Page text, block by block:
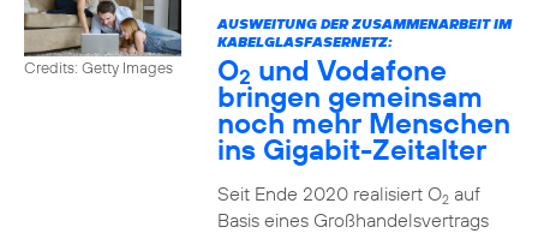
Credits: Getty Images
AUSWEITUNG DER ZUSAMMENARBEIT IM
KABELGLASFASERNETZ:
O2 und Vodafone
bringen gemeinsam
noch mehr Menschen
ins Gigabit-Zeitalter
Seit Ende 2020 realisiert O2auf
Basis eines Großhandelsvertrags